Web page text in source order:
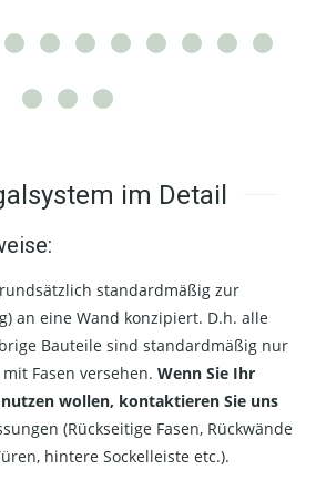
im Detail
standardmäßig zur
an eine Wand konzipiert. D.h. alle
Bauteile sind standardmäßig nur
Fasen versehen. Wenn Sie Ihr
nutzen wollen, kontaktieren Sie uns
(Rückseitige Fasen, Rückwände
hintere Sockelleiste etc.).